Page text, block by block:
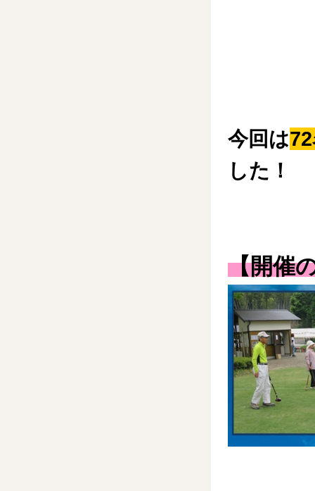
今回は
した！
【開催